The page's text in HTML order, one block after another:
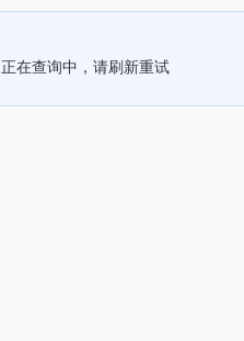
正在查询中，请刷新重试